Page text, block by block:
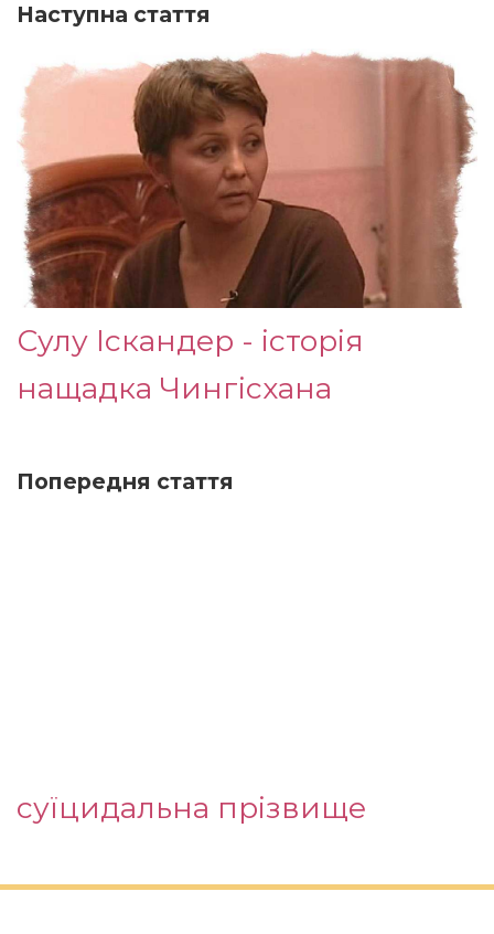
Наступна стаття
Сулу Іскандер - історія
нащадка Чингісхана
Попередня стаття
суїцидальна прізвище